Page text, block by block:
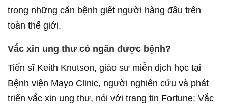
trong những căn bệnh giết người hàng đầu trên
toàn thế giới.
Vắc xin ung thư có ngăn được bệnh?
Tiến sĩ Keith Knutson, giáo sư miễn dịch học tại
Bệnh viện Mayo Clinic, người nghiên cứu và phát
triển vắc xin ung thư, nói với trang tin Fortune: Vắc